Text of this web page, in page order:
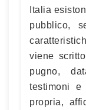
Italia
pubblico,
viene
pugno,
testimoni e
propria,